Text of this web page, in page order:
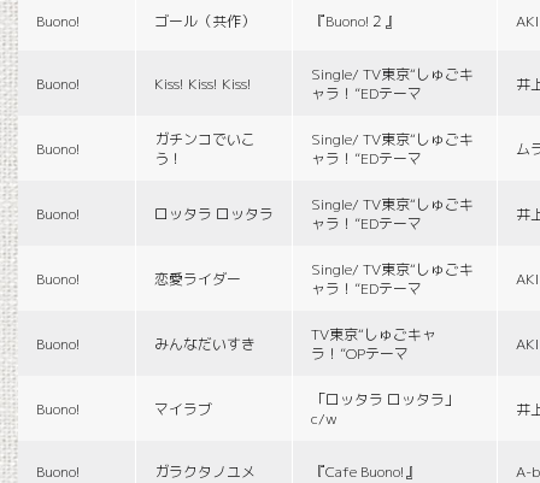
Buono! ゴール（共作） 『Buono!２』
Buono! Kiss! Kiss! Kiss!
Single/ TV東京“しゅごキ
ャラ！”EDテーマ
井
Buono!
ガチンコでいこ
う！
Single/ TV東京“しゅごキ
ャラ！”EDテーマ
ム
Buono! ロッタラ ロッタラ
Single/ TV東京“しゅごキ
ャラ！”EDテーマ
井
Buono! 恋愛ライダー
Single/ TV東京“しゅごキ
ャラ！”EDテーマ
Buono! みんなだいすき
TV東京“しゅごキャ
ラ！”OPテーマ
Buono! マイラブ
「ロッタラ ロッタラ」
c/w
井
Buono! ガラクタノユメ 『Cafe Buono!』 A-